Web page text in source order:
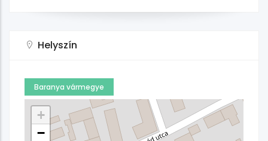
Helyszín
Baranya vármegye
+
−